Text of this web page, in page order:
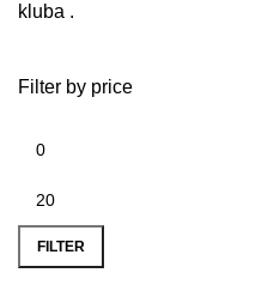
Filter by price
FILTER
kluba .